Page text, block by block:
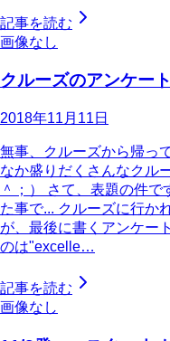
記事を読む
画像なし
クルーズのアンケー
2018年11月11日
無事、クルーズから帰っ
なか盛りだくさんなクル
＾；） さて、表題の件
た事で... クルーズに行か
が、最後に書くアンケー
のは"excelle…
記事を読む
画像なし